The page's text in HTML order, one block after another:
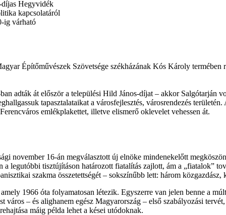
Hegyvidék
kapcsolatáról
ig várható
Építőművészek Szövetsége székházának Kós Károly
adták át először a települési Hild János-díjat – akkor Salgótarján
tapasztalataikat a városfejlesztés, városrendezés
emlékplakettet, illetve elismerő oklevelet vehessen át.
november 16-án megválasztott új elnöke mindenekelőtt
legutóbbi tisztújításon határozott fiatalítás zajlott, ám a „fiatalok”
szakma összetettségét – sokszínűbb lett: három
1966 óta folyamatosan létezik. Egyszerre van jelen benne a
– és alighanem egész Magyarország – első szabályozási
máig példa lehet a kései utódoknak.